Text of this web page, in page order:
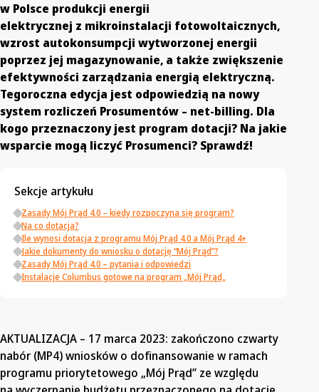
w Polsce produkcji energii
elektrycznej z mikroinstalacji fotowoltaicznych,
wzrost autokonsumpcji wytworzonej energii
poprzez jej magazynowanie, a także zwiększenie
efektywności zarządzania energią elektryczną.
Tegoroczna edycja jest odpowiedzią na nowy
system rozliczeń Prosumentów – net-billing. Dla
kogo przeznaczony jest program dotacji? Na jakie
wsparcie mogą liczyć Prosumenci? Sprawdź!
Sekcje artykułu
Zasady Mój Prąd 4.0 – kiedy rozpoczyna się program?
Na co dotacja?
Ile wynosi dotacja z programu Mój Prąd 4.0 a Mój Prąd 4+
Jakie dokumenty do wniosku o dotację “Mój Prąd”?
Zasady Mój Prąd 4.0 – pytania i odpowiedzi
Instalacje Columbus gotowe na program „Mój Prąd„
AKTUALIZACJA – 17 marca 2023: zakończono czwarty
nabór (MP4) wniosków o dofinansowanie w ramach
programu priorytetowego „Mój Prąd” ze względu